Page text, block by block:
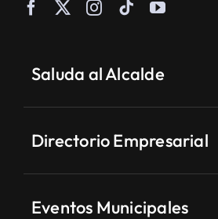
Saluda al Alcalde
Directorio Empresarial
Eventos Municipales